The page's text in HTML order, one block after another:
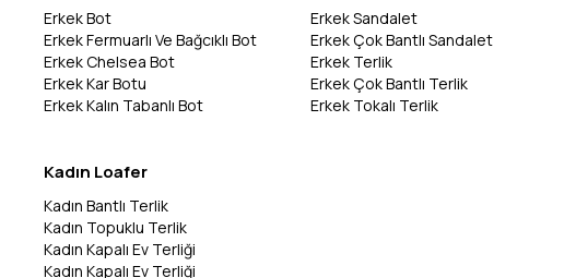
Erkek Bot
Erkek Fermuarlı Ve Bağcıklı Bot
Erkek Chelsea Bot
Erkek Kar Botu
Erkek Kalın Tabanlı Bot
Erkek Sandalet
Erkek Çok Bantlı Sandalet
Erkek Terlik
Erkek Çok Bantlı Terlik
Erkek Tokalı Terlik
Kadın Loafer
Kadın Bantlı Terlik
Kadın Topuklu Terlik
Kadın Kapalı Ev Terliği
Kadın Kapalı Ev Terliği